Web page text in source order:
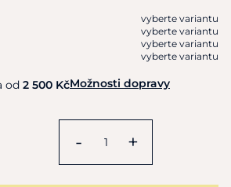
vyberte variantu
vyberte variantu
vyberte variantu
vyberte variantu
od 2 500 KčMožnosti dopravy
- +